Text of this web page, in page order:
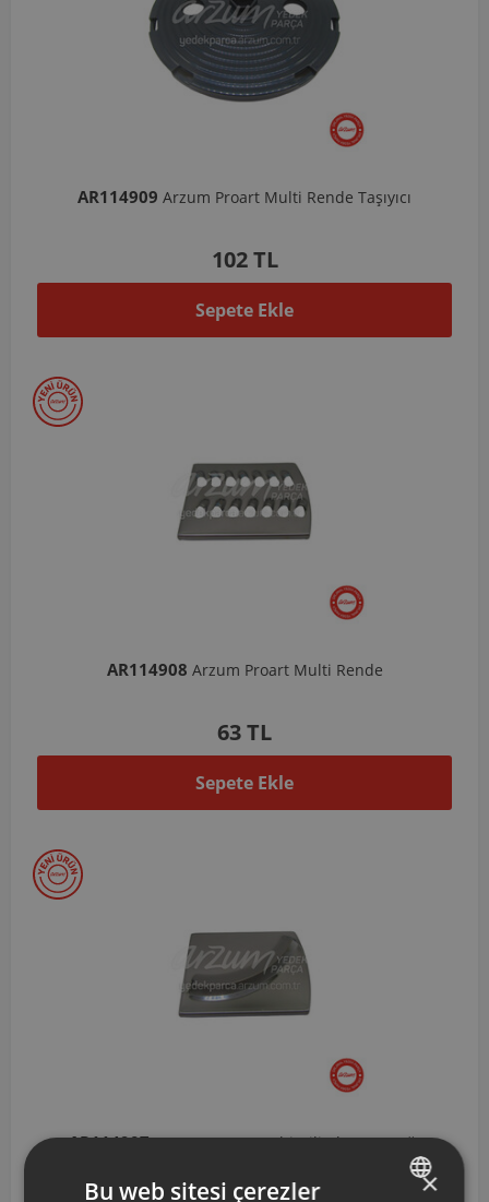
AR114909 Arzum Proart Multi Rende Taşıyıcı
102 TL
Sepete Ekle
AR114908 Arzum Proart Multi Rende
63 TL
Sepete Ekle
AR114907Arzum Proart Multi Dilimleme Bıçağı
×
Bu web sitesi çerezler